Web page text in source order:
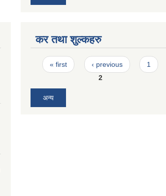
कर तथा शुल्कहरु
Pages
« first ‹ previous
1
2
अन्य